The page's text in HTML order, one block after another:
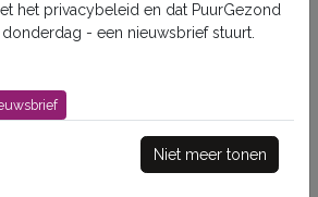
het privacybeleid en dat PuurGezond
- een nieuwsbrief stuurt.
Niet meer tonen